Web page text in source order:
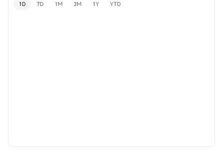
1D 7D 1M 3M 1Y YTD